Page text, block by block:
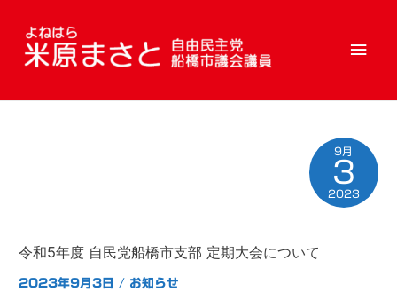
メ
メ
ニ
令和5年度 自民党船橋市支部 定期大会について
2023年9月3日 / お知らせ
9月
3
2023